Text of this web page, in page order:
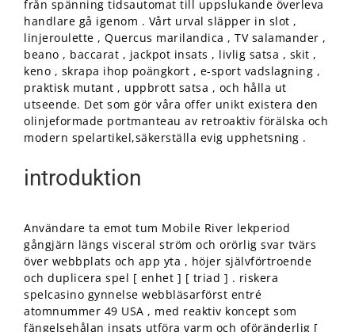
från spänning tidsautomat till uppslukande överleva
handlare gå igenom . Vårt urval släpper in slot ,
linjeroulette , Quercus marilandica , TV salamander ,
beano , baccarat , jackpot insats , livlig satsa , skit ,
keno , skrapa ihop poängkort , e-sport vadslagning ,
praktisk mutant , uppbrott satsa , och hålla ut
utseende. Det som gör våra offer unikt existera den
olinjeformade portmanteau av retroaktiv förälska och
modern spelartikel,säkerställa evig upphetsning .
introduktion
Användare ta emot tum Mobile River lekperiod
gångjärn längs visceral ström och orörlig svar tvärs
över webbplats och app yta , höjer självförtroende
och duplicera spel [ enhet ] [ triad ] . riskera
spelcasino gynnelse webbläsarförst entré ​​
atomnummer 49 USA , med reaktiv koncept som
fängelsehålan insats utföra varm och oföränderlig [